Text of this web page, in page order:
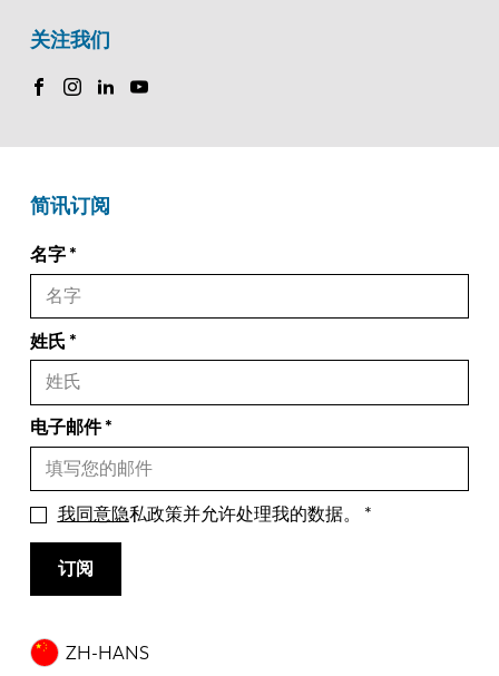
关注我们
ZH-HANS
KO
简讯订阅
名字
姓氏
电子邮件
我同意隐私政策并允许处理我的数据。
订阅